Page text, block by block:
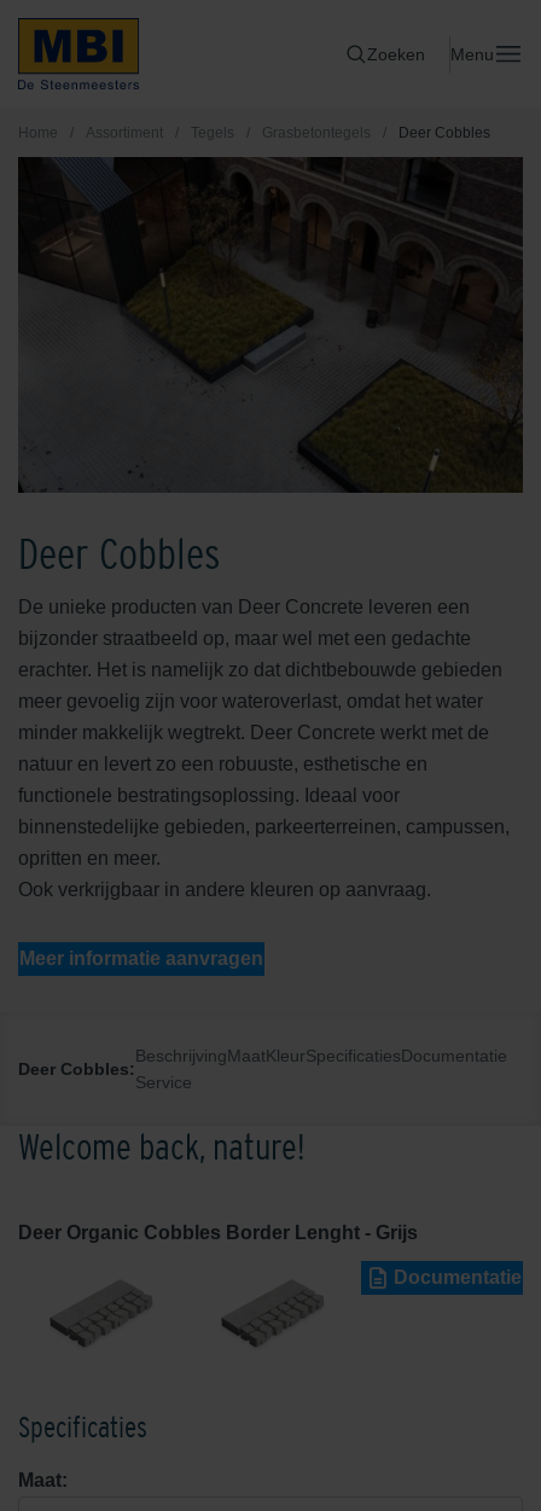
Zoeken Menu
Home / Assortiment / Tegels / Grasbetontegels / Deer Cobbles
Deer Cobbles
De unieke producten van Deer Concrete leveren een
bijzonder straatbeeld op, maar wel met een gedachte
erachter. Het is namelijk zo dat dichtbebouwde gebieden
meer gevoelig zijn voor wateroverlast, omdat het water
minder makkelijk wegtrekt. Deer Concrete werkt met de
natuur en levert zo een robuuste, esthetische en
functionele bestratingsoplossing. Ideaal voor
binnenstedelijke gebieden, parkeerterreinen, campussen,
opritten en meer.
Ook verkrijgbaar in andere kleuren op aanvraag.
Meer informatie aanvragen
Deer Cobbles:
BeschrijvingMaatKleurSpecificatiesDocumentatie
Service
Welcome back, nature!
Deer Organic Cobbles Border Lenght - Grijs
Documentatie
Specificaties
Maat: